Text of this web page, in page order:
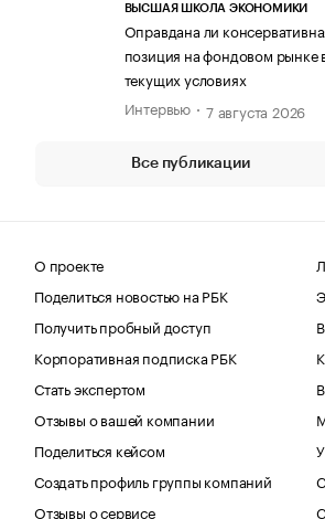
ВЫСШАЯ ШКОЛА ЭКОНОМИКИ
Оправдана ли
позиция на фондовом рынке
текущих условиях
Интервью
7 августа 2026
Все публикации
О проекте
Поделиться новостью на РБК
Получить пробный доступ
Корпоративная подписка РБК
Стать экспертом
Отзывы о вашей компании
Поделиться кейсом
Создать профиль группы компаний
Отзывы о сервисе